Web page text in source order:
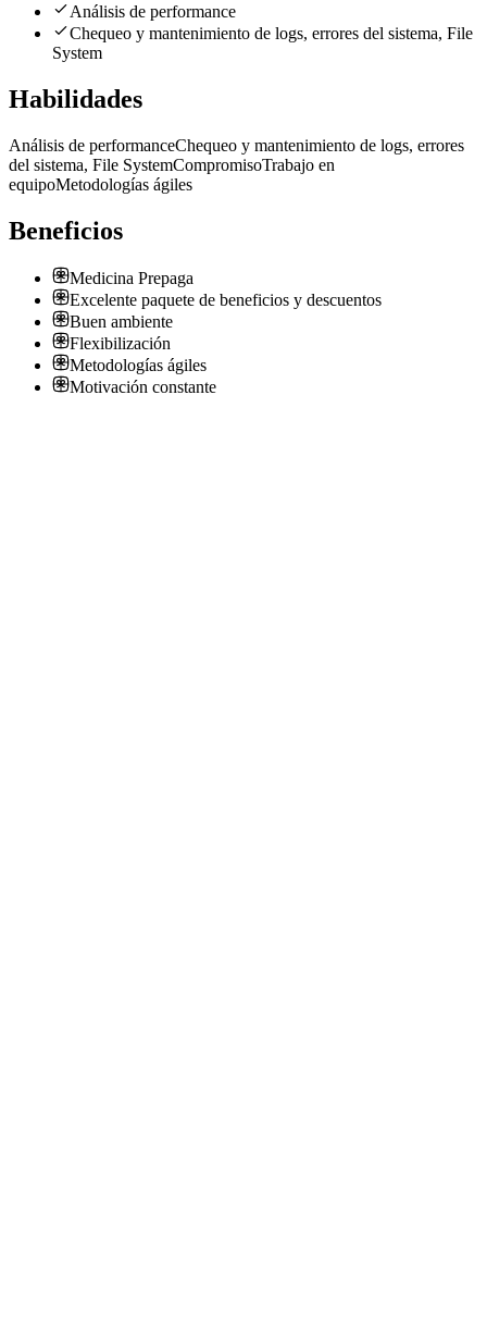
Análisis de performance
Chequeo y mantenimiento de logs, errores del sistema, File
System
Habilidades
Análisis de performanceChequeo y mantenimiento de logs, errores
del sistema, File SystemCompromisoTrabajo en
equipoMetodologías ágiles
Beneficios
Medicina Prepaga
Excelente paquete de beneficios y descuentos
Buen ambiente
Flexibilización
Metodologías ágiles
Motivación constante